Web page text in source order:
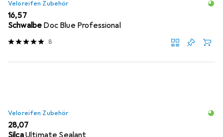
Veloreifen Zubehör
EUR
16,57
Schwalbe Doc Blue Professional
8
Veloreifen Zubehör
EUR
28,07
SilcaUltimate Sealant